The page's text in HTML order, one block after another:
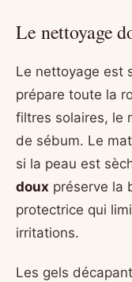
Le nettoyage
Le nettoyage est
prépare toute la
filtres solaires, le
de sébum. Le
si la peau est
doux préserve la
protectrice qui
irritations.
Les gels